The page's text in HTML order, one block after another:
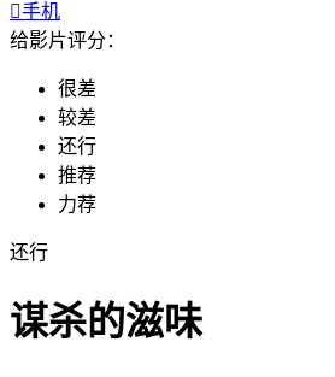
手机
给影片评分：
很差
较差
还行
推荐
力荐
还行
谋杀的滋味